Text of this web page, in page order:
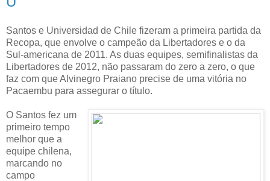
Santos e Universidad de Chile fizeram a primeira partida da
Recopa, que envolve o campeão da Libertadores e o da
Sul-americana de 2011. As duas equipes, semifinalistas da
Libertadores de 2012, não passaram do zero a zero, o que
faz com que Alvinegro Praiano precise de uma vitória no
Pacaembu para assegurar o título.
O Santos fez um
primeiro tempo
melhor que a
equipe chilena,
marcando no
campo